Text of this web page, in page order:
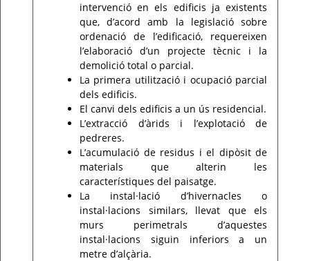
intervenció en els edificis ja existents
que, d’acord amb la legislació sobre
ordenació de l’edificació, requereixen
l’elaboració d’un projecte tècnic i la
demolició total o parcial.
La primera utilització i ocupació parcial
dels edificis.
El canvi dels edificis a un ús residencial.
L’extracció d’àrids i l’explotació de
pedreres.
L’acumulació de residus i el dipòsit de
materials que alterin les
característiques del paisatge.
La instal·lació d’hivernacles o
instal·lacions similars, llevat que els
murs perimetrals d’aquestes
instal·lacions siguin inferiors a un
metre d’alçària.